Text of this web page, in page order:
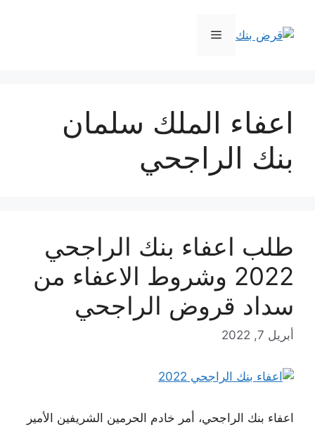
المحتوى
القائمة
اعفاء الملك سلمان
بنك الراجحي
طلب اعفاء بنك الراجحي
2022 وشروط الاعفاء من
سداد قروض الراجحي
أبريل 7, 2022
اعفاء بنك الراجحي، أمر خادم الحرمين الشريفين الأمير